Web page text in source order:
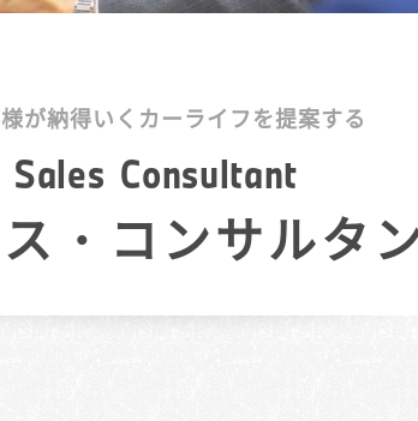
Sales Consultant
・コンサルタ
が納得いくカーライフを提案する